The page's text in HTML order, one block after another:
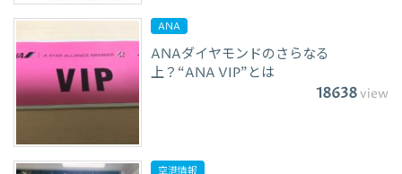
ANA
ANAダイヤモンドのさらなる
上？“ANA VIP”とは
18638view
空港情報